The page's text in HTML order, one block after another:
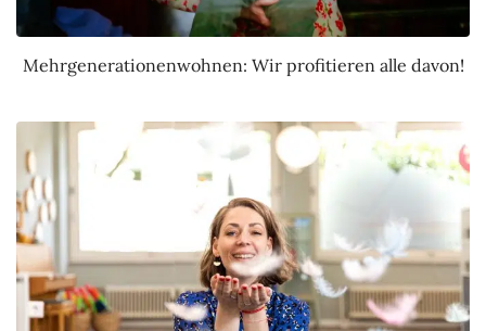
Mehrgenerationenwohnen: Wir profitieren alle davon!